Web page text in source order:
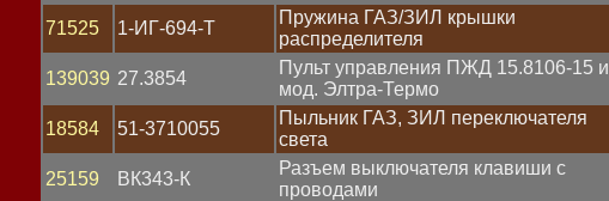
71525
1-ИГ-694-Т
Пружина ГАЗ/ЗИЛ крышки
распределителя
139039 27.3854
Пульт управления ПЖД 15.8106-15 и
мод. Элтра-Термо
18584 51-3710055
Пыльник ГАЗ, ЗИЛ переключателя
света
25159 ВК343-К
Разъем выключателя клавиши с
проводами